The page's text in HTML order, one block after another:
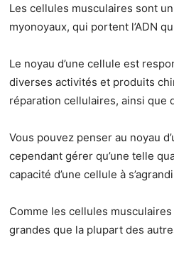
Les cellules musculaires sont
myonoyaux, qui portent l’ADN
Le noyau d’une cellule est
diverses activités et produits
réparation cellulaires, ainsi que
Vous pouvez penser au noyau
cependant gérer qu’une telle
capacité d’une cellule à
Comme les cellules
grandes que la plupart des